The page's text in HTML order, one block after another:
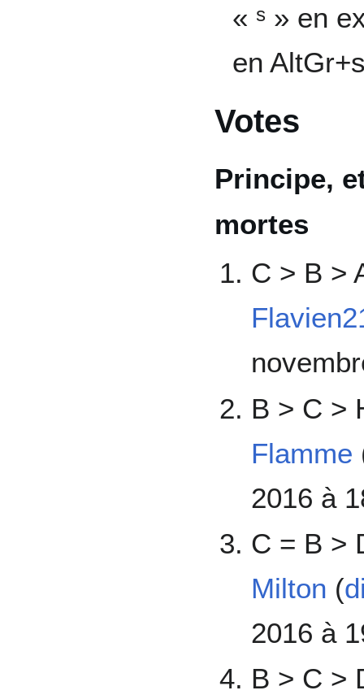
« ˢ » en
en
Votes
Principe,
mortes
C > B >
B > C >
Flamme
2016 à
C = B >
Milton (
2016 à
B > C >